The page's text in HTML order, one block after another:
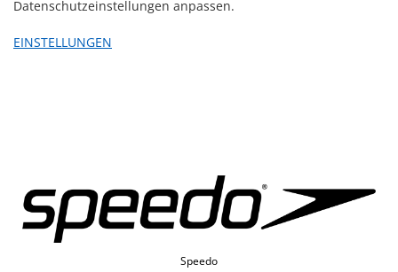
Datenschutzeinstellungen anpassen.
EINSTELLUNGEN